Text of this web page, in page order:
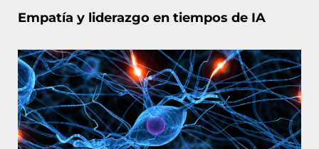
Empatía y liderazgo en tiempos de IA